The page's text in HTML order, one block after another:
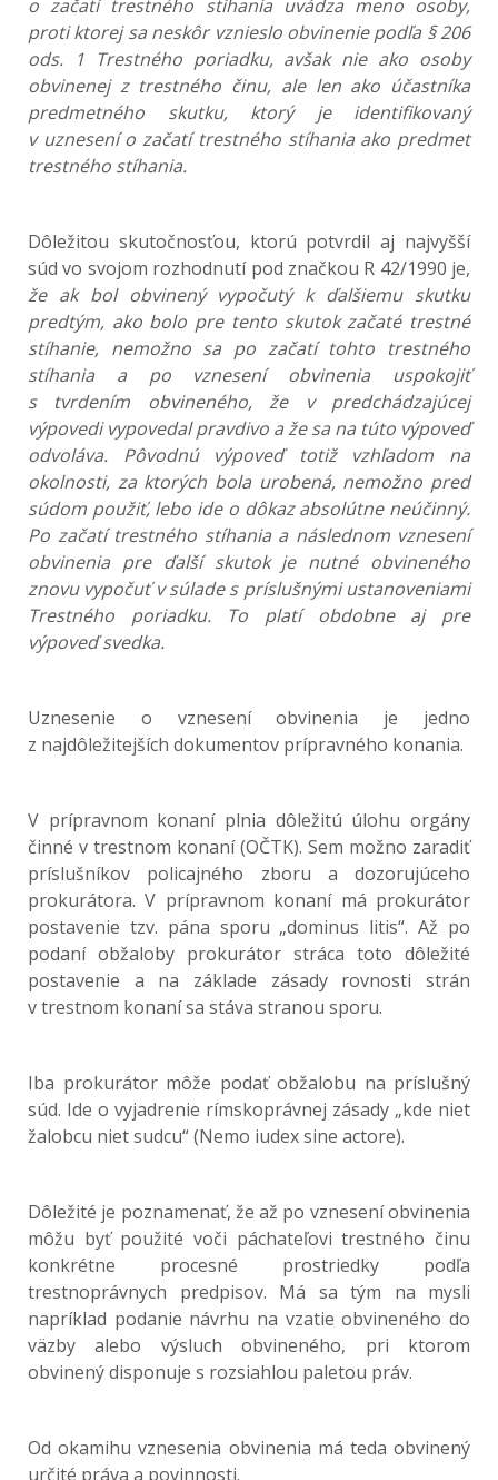
o začatí trestného stíhania uvádza meno osoby,
proti ktorej sa neskôr vznieslo obvinenie podľa § 206
ods. 1 Trestného poriadku, avšak nie ako osoby
obvinenej z trestného činu, ale len ako účastníka
predmetného skutku, ktorý je identifikovaný
v uznesení o začatí trestného stíhania ako predmet
trestného stíhania.
Dôležitou skutočnosťou, ktorú potvrdil aj najvyšší
súd vo svojom rozhodnutí pod značkou R 42/1990 je,
že ak bol obvinený vypočutý k ďalšiemu skutku
predtým, ako bolo pre tento skutok začaté trestné
stíhanie, nemožno sa po začatí tohto trestného
stíhania a po vznesení obvinenia uspokojiť
s tvrdením obvineného, že v predchádzajúcej
výpovedi vypovedal pravdivo a že sa na túto výpoveď
odvoláva. Pôvodnú výpoveď totiž vzhľadom na
okolnosti, za ktorých bola urobená, nemožno pred
súdom použiť, lebo ide o dôkaz absolútne neúčinný.
Po začatí trestného stíhania a následnom vznesení
obvinenia pre ďalší skutok je nutné obvineného
znovu vypočuť v súlade s príslušnými ustanoveniami
Trestného poriadku. To platí obdobne aj pre
výpoveď svedka.
Uznesenie o vznesení obvinenia je jedno
z najdôležitejších dokumentov prípravného konania.
V prípravnom konaní plnia dôležitú úlohu orgány
činné v trestnom konaní (OČTK). Sem možno zaradiť
príslušníkov policajného zboru a dozorujúceho
prokurátora. V prípravnom konaní má prokurátor
postavenie tzv. pána sporu „dominus litis“. Až po
podaní obžaloby prokurátor stráca toto dôležité
postavenie a na základe zásady rovnosti strán
v trestnom konaní sa stáva stranou sporu.
Iba prokurátor môže podať obžalobu na príslušný
súd. Ide o vyjadrenie rímskoprávnej zásady „kde niet
žalobcu niet sudcu“ (Nemo iudex sine actore).
Dôležité je poznamenať, že až po vznesení obvinenia
môžu byť použité voči páchateľovi trestného činu
konkrétne procesné prostriedky podľa
trestnoprávnych predpisov. Má sa tým na mysli
napríklad podanie návrhu na vzatie obvineného do
väzby alebo výsluch obvineného, pri ktorom
obvinený disponuje s rozsiahlou paletou práv.
Od okamihu vznesenia obvinenia má teda obvinený
určité práva a povinnosti.